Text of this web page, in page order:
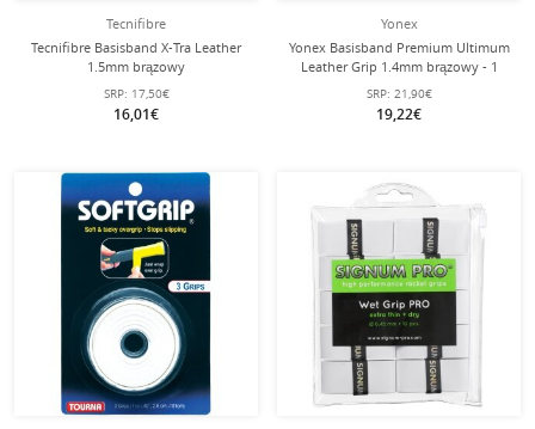
Tecnifibre
Tecnifibre Basisband X-Tra Leather
1.5mm brązowy
SRP: 17,50€
16,01€
Yonex
Yonex Basisband Premium Ultimum
Leather Grip 1.4mm brązowy - 1
sztuka
SRP: 21,90€
19,22€